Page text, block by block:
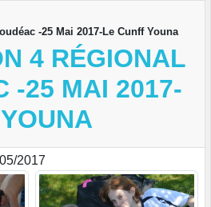
-25 Mai 2017-Le Cunff Youna
4 RÉGIONAL
-25 MAI 2017-
2017